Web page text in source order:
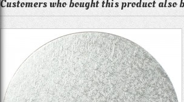
Customers who bought this product also